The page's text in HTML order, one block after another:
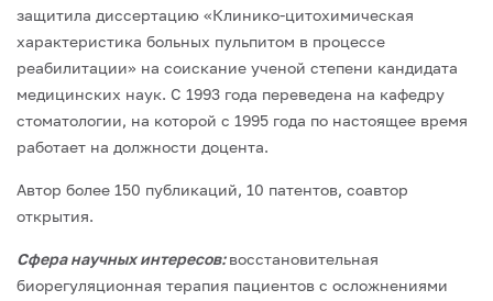
защитила диссертацию «Клинико-цитохимическая
характеристика больных пульпитом в процессе
реабилитации» на соискание ученой степени кандидата
медицинских наук. С 1993 года переведена на кафедру
стоматологии, на которой с 1995 года по настоящее время
работает на должности доцента.
Автор более 150 публикаций, 10 патентов, соавтор
открытия.
Сфера научных интересов: восстановительная
биорегуляционная терапия пациентов с осложнениями